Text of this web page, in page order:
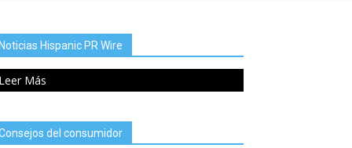
Noticias Hispanic PR Wire
Leer Más
del consumidor